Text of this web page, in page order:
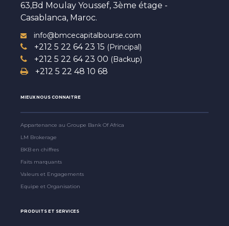
63,Bd Moulay Youssef, 3ème étage -
Casablanca, Maroc.
info@bmcecapitalbourse.com
+212 5 22 64 23 15 (Principal)
+212 5 22 64 23 00 (Backup)
+212 5 22 48 10 68
MIEUX NOUS CONNAITRE
Appartenance au Groupe Bank Of Africa
LM Brokerage
BKB en chiffres
Faits marquants
Valeurs et Engagements
Equipe et Organisation
PRODUITS ET SERVICES